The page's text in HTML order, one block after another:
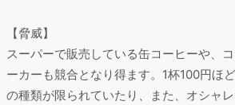
【脅威】
スーパーで販売している缶コーヒーや、
ーカーも競合となり得ます。1杯100円ほ
の種類が限られていたり、また、オシャ